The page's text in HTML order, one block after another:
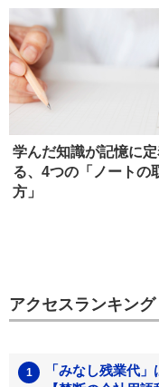
学んだ知識が記憶に
る、4つの「ノートの
方」
アクセスランキング
「みなし残業代